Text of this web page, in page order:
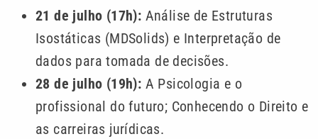
21 de julho (17h): Análise de Estruturas
Isostáticas (MDSolids) e Interpretação de
dados para tomada de decisões.
28 de julho (19h): A Psicologia e o
profissional do futuro; Conhecendo o Direito e
as carreiras jurídicas.